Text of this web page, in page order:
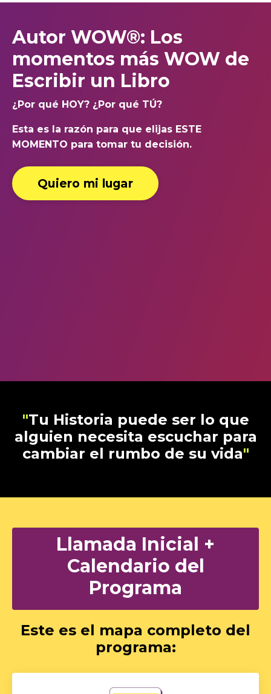
Autor WOW®: Los
momentos más WOW de
Escribir un Libro
¿Por qué HOY? ¿Por qué TÚ?
Esta es la razón para que elijas ESTE
MOMENTO para tomar tu decisión.
Quiero mi lugar
"Tu Historia puede ser lo que
alguien necesita escuchar para
cambiar el rumbo de su vida"
Llamada Inicial +
Calendario del
Programa
Este es el mapa completo del
programa: